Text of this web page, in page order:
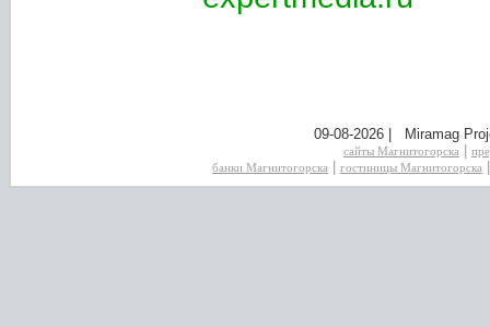
09-08-2026 | Miramag
сайты Магнитогорска
банки Магнитогорска
гостиницы Магнитогорска